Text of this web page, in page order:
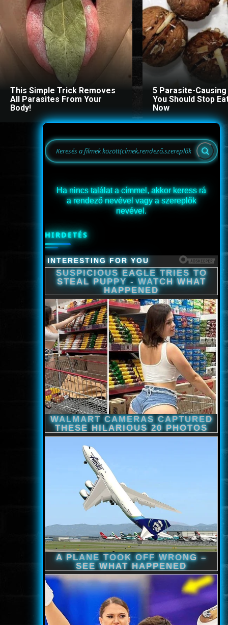
This Simple Trick Removes
All Parasites From Your
Body!
5 Parasite-
You Should Stop
Now
Ha nincs találat a címmel, akkor keress rá
a rendező nevével vagy a szereplők
nevével.
HIRDETÉS